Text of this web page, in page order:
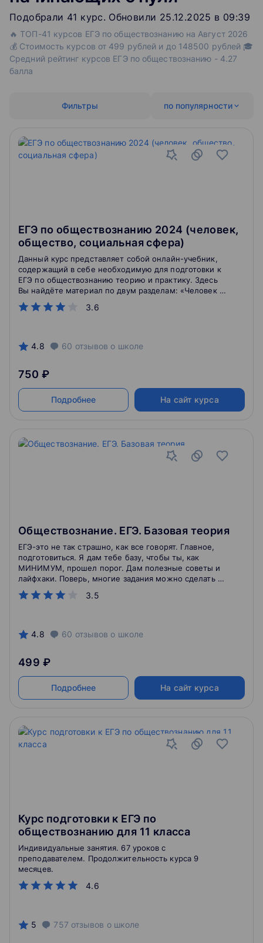
Подобрали 41 курс. Обновили 25.12.2025 в 09:39
🔥 ТОП-41 курсов ЕГЭ по обществознанию на Август 2026
💰 Стоимость курсов от 499 рублей и до 148500 рублей 🎓
Средний рейтинг курсов ЕГЭ по обществознанию - 4.27
балла
по популярности
Фильтры
ЕГЭ по обществознанию 2024 (человек,
общество, социальная сфера)
3.6
Данный курс представляет собой онлайн-учебник,
содержащий в себе необходимую для подготовки к
ЕГЭ по обществознанию теорию и практику. Здесь
Вы найдёте материал по двум разделам: «Человек и
общество» и «Социальная сфера». Для тех, кто хочет
успешно сдать экзамен и узнать что-то новое.
4.8 60 отзывов о школе
750 ₽
Подробнее На сайт курса
Обществознание. ЕГЭ. Базовая теория
3.5
ЕГЭ-это не так страшно, как все говорят. Главное,
подготовиться. Я дам тебе базу, чтобы ты, как
МИНИМУМ, прошел порог. Дам полезные советы и
лайфхаки. Поверь, многие задания можно сделать и
без знания обществознания: нужна внимательность и
логика.
4.8 60 отзывов о школе
499 ₽
Подробнее На сайт курса
Курс подготовки к ЕГЭ по
обществознанию для 11 класса
4.6
Индивидуальные занятия. 67 уроков с
преподавателем. Продолжительность курса 9
месяцев.
5 757 отзывов о школе